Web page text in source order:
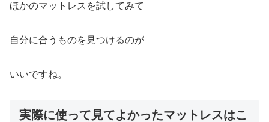
ほかのマットレスを試してみて
自分に合うものを見つけるのが
いいですね。
実際に使って見てよかったマットレスはこ